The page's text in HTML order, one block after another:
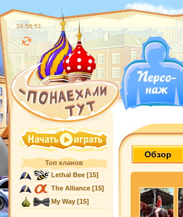
16:56:51
Топ кланов
Lethal Bee[15]
The Alliance[15]
My Way[15]
Обзор